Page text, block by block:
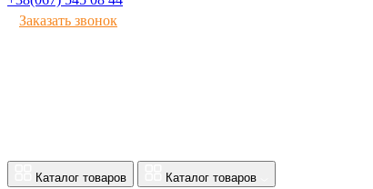
Заказать звонок
Каталог товаров Каталог товаров